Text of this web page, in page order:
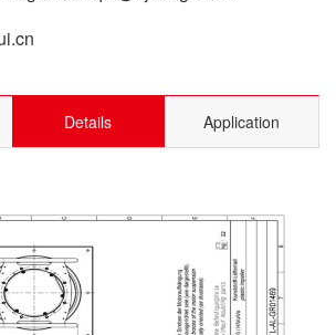
Details Application